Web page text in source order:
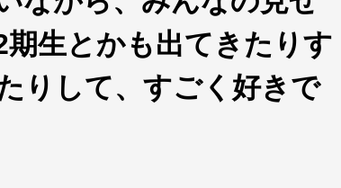
生とかも出てきたりす
りして、すごく好きで